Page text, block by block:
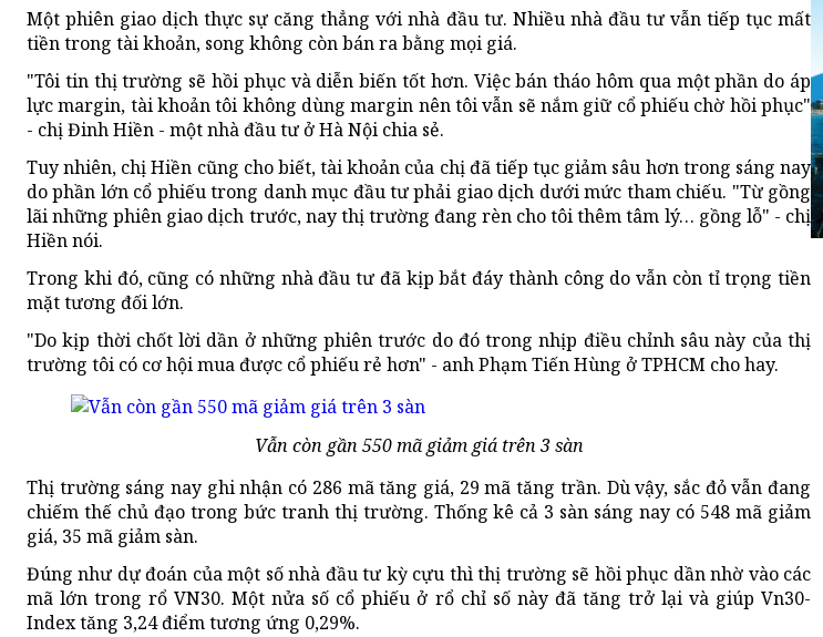
Một phiên giao dịch thực sự căng thẳng với nhà đầu tư. Nhiều nhà đầu tư vẫn tiếp tục mất
tiền trong tài khoản, song không còn bán ra bằng mọi giá.
"Tôi tin thị trường sẽ hồi phục và diễn biến tốt hơn. Việc bán tháo hôm qua một phần do áp
lực margin, tài khoản tôi không dùng margin nên tôi vẫn sẽ nắm giữ cổ phiếu chờ hồi phục"
- chị Đinh Hiền - một nhà đầu tư ở Hà Nội chia sẻ.
Tuy nhiên, chị Hiền cũng cho biết, tài khoản của chị đã tiếp tục giảm sâu hơn trong sáng nay
do phần lớn cổ phiếu trong danh mục đầu tư phải giao dịch dưới mức tham chiếu. "Từ gồng
lãi những phiên giao dịch trước, nay thị trường đang rèn cho tôi thêm tâm lý… gồng lỗ" - chị
Hiền nói.
Trong khi đó, cũng có những nhà đầu tư đã kịp bắt đáy thành công do vẫn còn tỉ trọng tiền
mặt tương đối lớn.
"Do kịp thời chốt lời dần ở những phiên trước do đó trong nhịp điều chỉnh sâu này của thị
trường tôi có cơ hội mua được cổ phiếu rẻ hơn" - anh Phạm Tiến Hùng ở TPHCM cho hay.
Vẫn còn gần 550 mã giảm giá trên 3 sàn
Thị trường sáng nay ghi nhận có 286 mã tăng giá, 29 mã tăng trần. Dù vậy, sắc đỏ vẫn đang
chiếm thế chủ đạo trong bức tranh thị trường. Thống kê cả 3 sàn sáng nay có 548 mã giảm
giá, 35 mã giảm sàn.
Đúng như dự đoán của một số nhà đầu tư kỳ cựu thì thị trường sẽ hồi phục dần nhờ vào các
mã lớn trong rổ VN30. Một nửa số cổ phiếu ở rổ chỉ số này đã tăng trở lại và giúp Vn30-
Index tăng 3,24 điểm tương ứng 0,29%.